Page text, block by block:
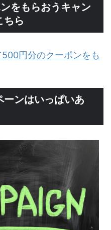
をもらおうキャン
ちら
円分のクーポンをも
ーンはいっぱいあ